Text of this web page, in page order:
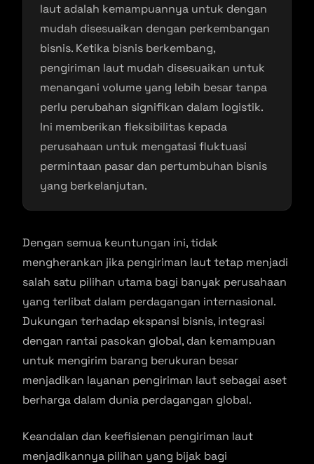
laut adalah kemampuannya untuk dengan
mudah disesuaikan dengan perkembangan
bisnis. Ketika bisnis berkembang,
pengiriman laut mudah disesuaikan untuk
menangani volume yang lebih besar tanpa
perlu perubahan signifikan dalam logistik.
Ini memberikan fleksibilitas kepada
perusahaan untuk mengatasi fluktuasi
permintaan pasar dan pertumbuhan bisnis
yang berkelanjutan.
Dengan semua keuntungan ini, tidak
mengherankan jika pengiriman laut tetap menjadi
salah satu pilihan utama bagi banyak perusahaan
yang terlibat dalam perdagangan internasional.
Dukungan terhadap ekspansi bisnis, integrasi
dengan rantai pasokan global, dan kemampuan
untuk mengirim barang berukuran besar
menjadikan layanan pengiriman laut sebagai aset
berharga dalam dunia perdagangan global.
Keandalan dan keefisienan pengiriman laut
menjadikannya pilihan yang bijak bagi